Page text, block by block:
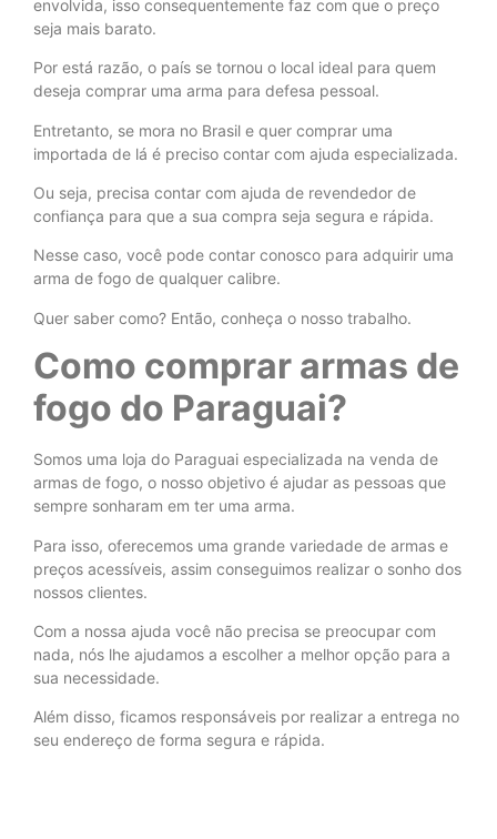
envolvida, isso consequentemente faz com que o preço
seja mais barato.
Por está razão, o país se tornou o local ideal para quem
deseja comprar uma arma para defesa pessoal.
Entretanto, se mora no Brasil e quer comprar uma
importada de lá é preciso contar com ajuda especializada.
Ou seja, precisa contar com ajuda de revendedor de
confiança para que a sua compra seja segura e rápida.
Nesse caso, você pode contar conosco para adquirir uma
arma de fogo de qualquer calibre.
Quer saber como? Então, conheça o nosso trabalho.
Como comprar armas de
fogo do Paraguai?
Somos uma loja do Paraguai especializada na venda de
armas de fogo, o nosso objetivo é ajudar as pessoas que
sempre sonharam em ter uma arma.
Para isso, oferecemos uma grande variedade de armas e
preços acessíveis, assim conseguimos realizar o sonho dos
nossos clientes.
Com a nossa ajuda você não precisa se preocupar com
nada, nós lhe ajudamos a escolher a melhor opção para a
sua necessidade.
Além disso, ficamos responsáveis por realizar a entrega no
seu endereço de forma segura e rápida.